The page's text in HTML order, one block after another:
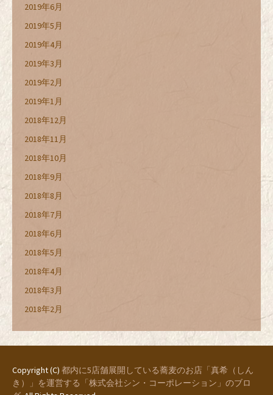
2019年6月
2019年5月
2019年4月
2019年3月
2019年2月
2019年1月
2018年12月
2018年11月
2018年10月
2018年9月
2018年8月
2018年7月
2018年6月
2018年5月
2018年4月
2018年3月
2018年2月
Copyright (C) 都内に5店舗展開している蕎麦のお店「真希（しん
き）」を運営する「株式会社シン・コーポレーション」のブロ